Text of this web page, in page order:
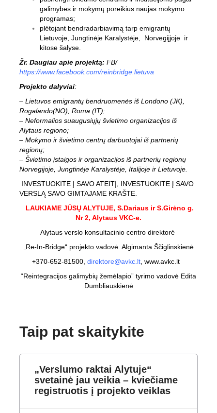
galimybes ir mokymų poreikius naujas mokymo
programas;
plėtojant bendradarbiavimą tarp emigrantų
Lietuvoje, Jungtinėje Karalystėje, Norvegijjoje ir
kitose šalyse.
Žr. Daugiau apie projektą: FB/
https://www.facebook.com/reinbridge.lietuva
Projekto dalyviai:
– Lietuvos emigrantų bendruomenės iš Londono (JK),
Rogalando(NO), Roma (IT);
– Neformalios suaugusiųjų švietimo organizacijos iš
Alytaus regiono;
– Mokymo ir švietimo centrų darbuotojai iš partnerių
regionų;
– Švietimo įstaigos ir organizacijos iš partnerių regionų
Norvegijoje, Jungtinėje Karalystėje, Italijoje ir Lietuvoje.
INVESTUOKITE Į SAVO ATEITĮ, INVESTUOKITE Į SAVO
VERSLĄ SAVO GIMTAJAME KRAŠTE.
LAUKIAME JŪSŲ ALYTUJE, S.Dariaus ir S.Girėno g.
Nr 2, Alytaus VKC-e.
Alytaus verslo konsultacinio centro direktorė
„Re-In-Bridge“ projekto vadovė Algimanta Ščiglinskienė
+370-652-81500, direktore@avkc.lt, www.avkc.lt
“Reintegracijos galimybių žemėlapio” tyrimo vadovė Edita
Dumbliauskienė
Taip pat skaitykite
„Verslumo raktai Alytuje“
svetainė jau veikia – kviečiame
registruotis į projekto veiklas